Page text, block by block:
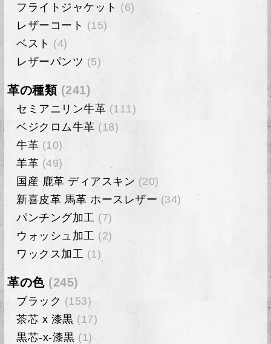
フライトジャケット (6)
レザーコート (15)
ベスト (4)
レザーパンツ (5)
革の種類(241)
セミアニリン牛革 (111)
ベジクロム牛革 (18)
牛革 (10)
羊革 (49)
国産 鹿革 ディアスキン (20)
新喜皮革 馬革 ホースレザー (34)
パンチング加工 (7)
ウォッシュ加工 (2)
ワックス加工 (1)
革の色(245)
ブラック (153)
茶芯 x 漆黒 (17)
黒芯-x-漆黒 (1)